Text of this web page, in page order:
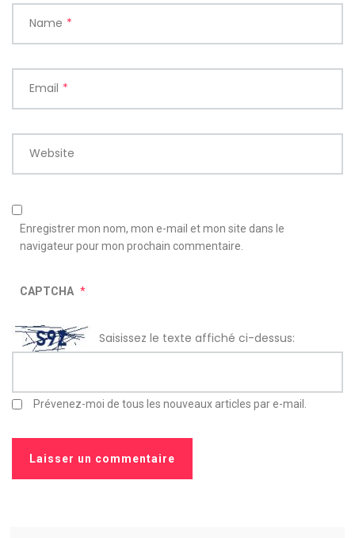
Name *
Email *
Website
Enregistrer mon nom, mon e-mail et mon site dans le
navigateur pour mon prochain commentaire.
CAPTCHA *
Saisissez le texte affiché ci-dessus:
Prévenez-moi de tous les nouveaux articles par e-mail.